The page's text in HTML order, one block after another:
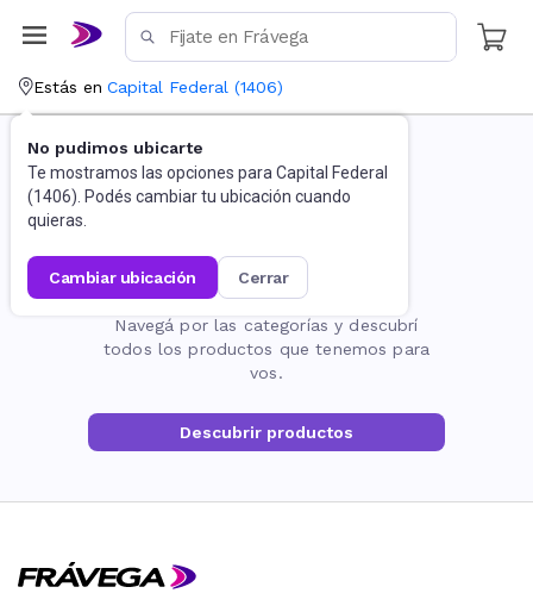
Estás en Capital Federal (1406)
No pudimos ubicarte
Te mostramos las opciones para Capital Federal
(1406). Podés cambiar tu ubicación cuando
quieras.
cambiar ubicación cerrar
La página no existe
Navegá por las categorías y descubrí
todos los productos que tenemos para
vos.
Descubrir productos